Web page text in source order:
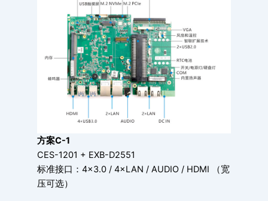
方案C-1
CES-1201 + EXB-D2551
标准接口：4×3.0 / 4×LAN / AUDIO / HDMI （宽
压可选）